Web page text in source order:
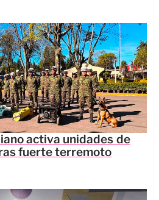
activa unidades de
fuerte terremoto